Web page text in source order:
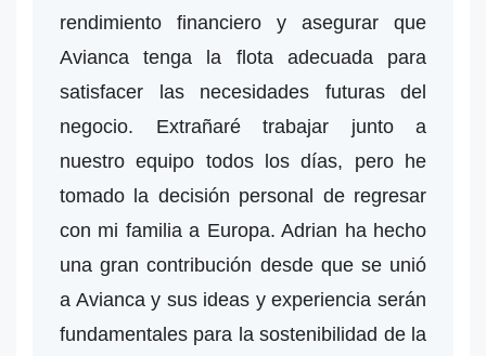
rendimiento financiero y asegurar que
Avianca tenga la flota adecuada para
satisfacer las necesidades futuras del
negocio. Extrañaré trabajar junto a
nuestro equipo todos los días, pero he
tomado la decisión personal de regresar
con mi familia a Europa. Adrian ha hecho
una gran contribución desde que se unió
a Avianca y sus ideas y experiencia serán
fundamentales para la sostenibilidad de la